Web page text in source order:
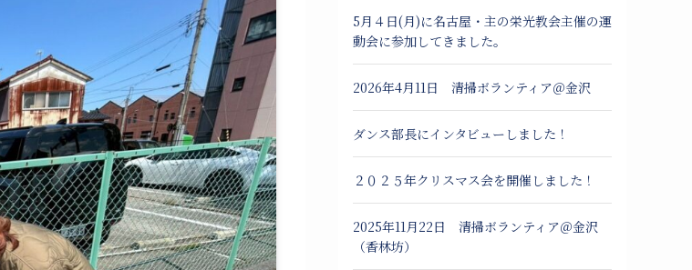
5月４日(月)に名古屋・主の栄光教会主催の運
動会に参加してきました。
2026年4月11日 清掃ボランティア＠金沢
ダンス部長にインタビューしました！
２０２５年クリスマス会を開催しました！
2025年11月22日 清掃ボランティア＠金沢
（香林坊）